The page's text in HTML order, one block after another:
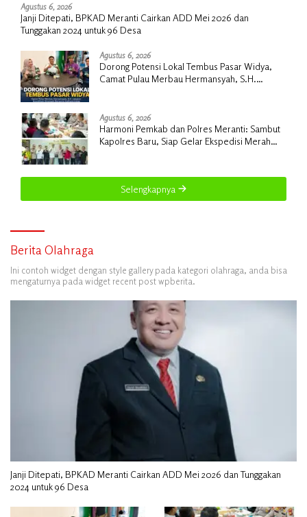
Agustus 6, 2026
Janji Ditepati, BPKAD Meranti Cairkan ADD Mei 2026 dan
Tunggakan 2024 untuk 96 Desa
Agustus 6, 2026
Dorong Potensi Lokal Tembus Pasar Widya,
Camat Pulau Merbau Hermansyah, S.H.
Agustus 6, 2026
Harmoni Pemkab dan Polres Meranti: Sambut
Kapolres Baru, Siap Gelar Ekspedisi Merah
Selengkapnya
Berita Olahraga
Ini contoh widget dengan style gallery pada kategori olahraga, anda bisa
mengaturnya pada widget recent post wpberita.
Janji Ditepati, BPKAD Meranti Cairkan ADD Mei 2026 dan Tunggakan
2024 untuk 96 Desa